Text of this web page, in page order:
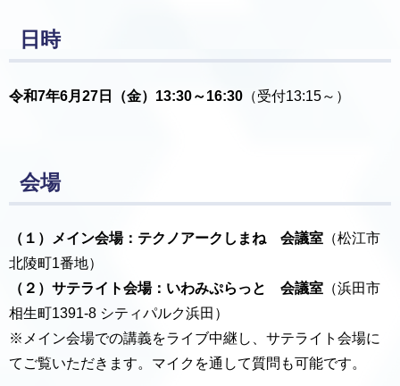
日時
令和7年6月27日（金）13:30～16:30 （受付13:15～）
会場
（１）メイン会場：テクノアークしまね 会議室 （松江市
北陵町1番地）
（２）サテライト会場：いわみぷらっと 会議室 （浜田市
相生町1391-8 シティパルク浜田）
※メイン会場での講義をライブ中継し、サテライト会場に
てご覧いただきます。マイクを通して質問も可能です。